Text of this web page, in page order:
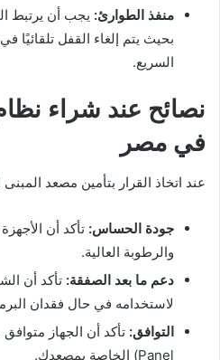
منفذ الطوارئ: يجب أن يرتبط
بحيث يتم إلغاء القفل تلقائيًا
السريع.
نصائح عند شراء
في مصر
عند اتخاذ القرار بتأمين مصعد
جودة الحساس: تأكد أن
والرطوبة العالية.
دعم ما بعد الصفقة: تأكد أن
لاستخدامه في حال فقدان
التوافق:
Panel) الخاصة بمصعدك.